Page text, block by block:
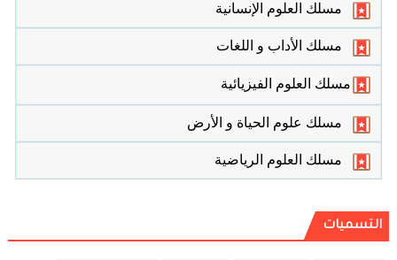
مسلك العلوم الإنسانية
مسلك الأداب و اللغات
مسلك العلوم الفيزيائية
مسلك علوم الحياة و الأرض
مسلك العلوم الرياضية
التسميات